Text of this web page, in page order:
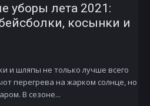
уборы лета 2021:
косынки и
и шляпы не только лучше всего
перегрева на жарком солнце, но
В сезоне...